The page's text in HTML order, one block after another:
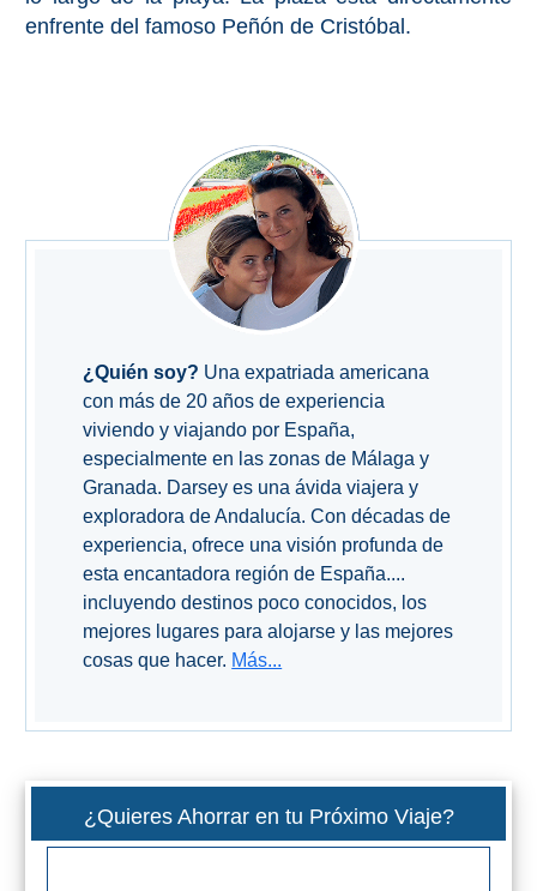
BLANCOS
las Bodegas
Reserva de
Ardales
Álora
QUÉ
enfrente del famoso Peñón de Cristóbal.
¿Quién soy? Una expatriada americana
con más de 20 años de experiencia
viviendo y viajando por España,
especialmente en las zonas de Málaga y
Granada. Darsey es una ávida viajera y
exploradora de Andalucía. Con décadas de
experiencia, ofrece una visión profunda de
esta encantadora región de España....
incluyendo destinos poco conocidos, los
mejores lugares para alojarse y las mejores
cosas que hacer. Más...
¿Quieres Ahorrar en tu Próximo Viaje?